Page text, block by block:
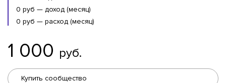
0 руб — доход (месяц)
0 руб — расход (месяц)
1 000 руб.
Купить сообщество